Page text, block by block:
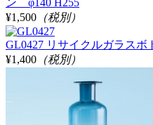
ン φ140 H255
¥1,500 （税別）
GL0427 リサイクルガラ
¥1,400 （税別）